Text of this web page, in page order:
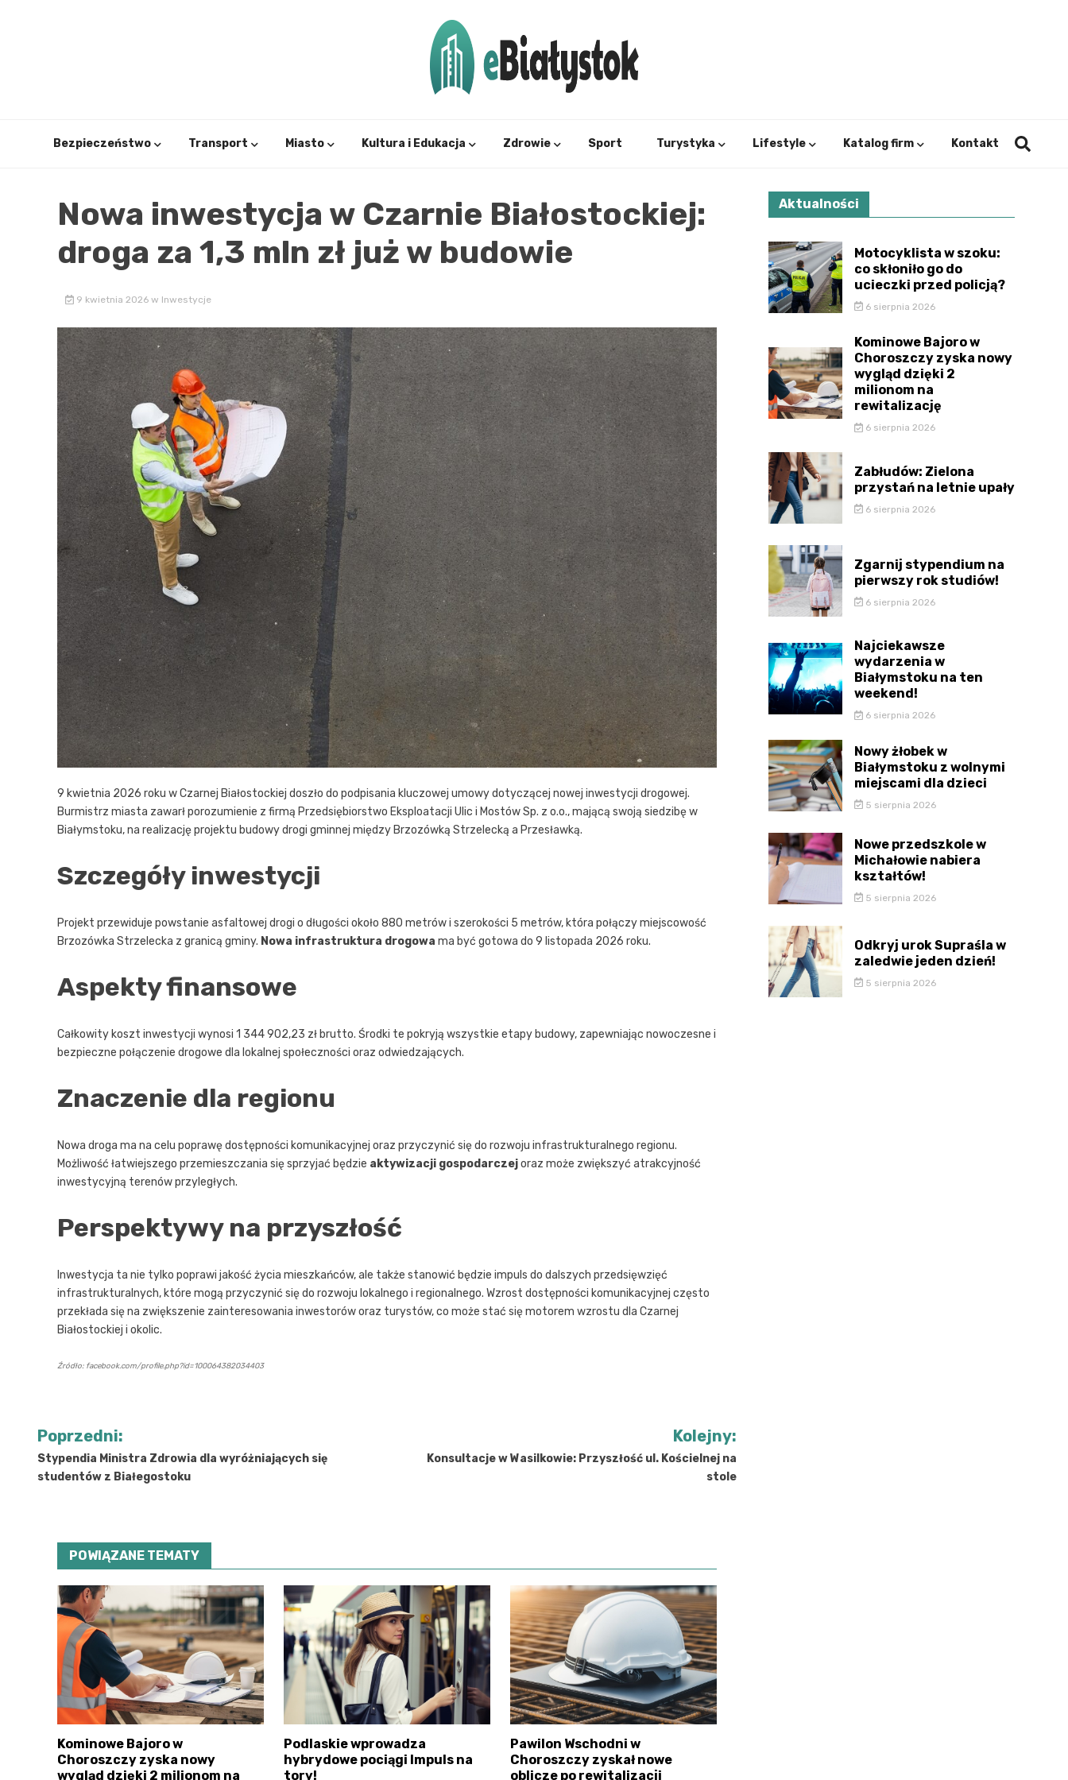
Bezpieczeństwo Transport Miasto Kultura i Edukacja Zdrowie Sport Turystyka Lifestyle Katalog firm Kontakt
Nowa inwestycja w Czarnie Białostockiej:
droga za 1,3 mln zł już w budowie
9 kwietnia 2026 w Inwestycje
9 kwietnia 2026 roku w Czarnej Białostockiej doszło do podpisania kluczowej umowy dotyczącej nowej inwestycji drogowej.
Burmistrz miasta zawarł porozumienie z firmą Przedsiębiorstwo Eksploatacji Ulic i Mostów Sp. z o.o., mającą swoją siedzibę w
Białymstoku, na realizację projektu budowy drogi gminnej między Brzozówką Strzelecką a Przesławką.
Szczegóły inwestycji
Projekt przewiduje powstanie asfaltowej drogi o długości około 880 metrów i szerokości 5 metrów, która połączy miejscowość
Brzozówka Strzelecka z granicą gminy. Nowa infrastruktura drogowa ma być gotowa do 9 listopada 2026 roku.
Aspekty finansowe
Całkowity koszt inwestycji wynosi 1 344 902,23 zł brutto. Środki te pokryją wszystkie etapy budowy, zapewniając nowoczesne i
bezpieczne połączenie drogowe dla lokalnej społeczności oraz odwiedzających.
Znaczenie dla regionu
Nowa droga ma na celu poprawę dostępności komunikacyjnej oraz przyczynić się do rozwoju infrastrukturalnego regionu.
Możliwość łatwiejszego przemieszczania się sprzyjać będzie aktywizacji gospodarczejoraz może zwiększyć atrakcyjność
inwestycyjną terenów przyległych.
Perspektywy na przyszłość
Inwestycja ta nie tylko poprawi jakość życia mieszkańców, ale także stanowić będzie impuls do dalszych przedsięwzięć
infrastrukturalnych, które mogą przyczynić się do rozwoju lokalnego i regionalnego. Wzrost dostępności komunikacyjnej często
przekłada się na zwiększenie zainteresowania inwestorów oraz turystów, co może stać się motorem wzrostu dla Czarnej
Białostockiej i okolic.
Źródło: facebook.com/profile.php?id=100064382034403
Nawigacja
wpisu
Poprzedni:
Stypendia Ministra Zdrowia dla wyróżniających się
studentów z Białegostoku
Kolejny:
Konsultacje w Wasilkowie: Przyszłość ul. Kościelnej na
stole
POWIĄZANE TEMATY
Kominowe Bajoro w
Choroszczy zyska nowy
wygląd dzięki 2 milionom na
Podlaskie wprowadza
hybrydowe pociągi Impuls na
tory!
Pawilon Wschodni w
Choroszczy zyskał nowe
oblicze po rewitalizacji
Aktualności
Motocyklista w szoku:
co skłoniło go do
ucieczki przed policją?
6 sierpnia 2026
Kominowe Bajoro w
Choroszczy zyska nowy
wygląd dzięki 2
milionom na
rewitalizację
6 sierpnia 2026
Zabłudów: Zielona
przystań na letnie upały
6 sierpnia 2026
Zgarnij stypendium na
pierwszy rok studiów!
6 sierpnia 2026
Najciekawsze
wydarzenia w
Białymstoku na ten
weekend!
6 sierpnia 2026
Nowy żłobek w
Białymstoku z wolnymi
miejscami dla dzieci
5 sierpnia 2026
Nowe przedszkole w
Michałowie nabiera
kształtów!
5 sierpnia 2026
Odkryj urok Supraśla w
zaledwie jeden dzień!
5 sierpnia 2026